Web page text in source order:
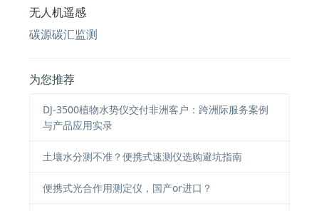
无人机遥感
碳源碳汇监测
为您推荐
DJ-3500植物水势仪交付非洲客户：跨洲际服务案例
与产品应用实录
土壤水分测不准？便携式速测仪选购避坑指南
便携式光合作用测定仪，国产or进口？